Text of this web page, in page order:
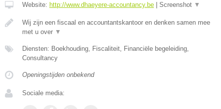
Website: http://www.dhaeyere-accountancy.be | Screenshot ▼
Wij zijn een fiscaal en accountantskantoor en denken samen mee
met u over ▼
Diensten: Boekhouding, Fiscaliteit, Financiële begeleiding,
Consultancy
Openingstijden onbekend
Sociale media: